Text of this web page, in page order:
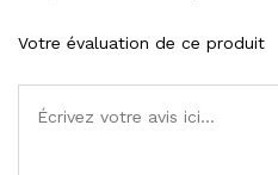
Votre évaluation de ce produit